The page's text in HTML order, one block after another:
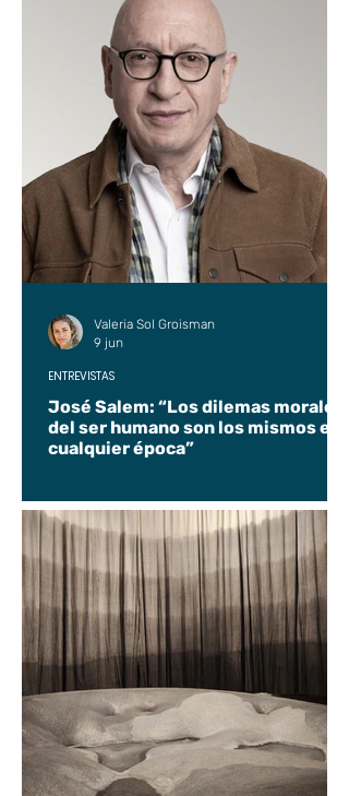
José Salem: “Los dilemas morales
del ser humano son los mismos en
cualquier época”
ENTREVISTAS
Valeria Sol Groisman
9 jun